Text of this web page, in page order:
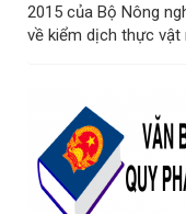
2015 của Bộ Nông
về kiểm dịch thực vật